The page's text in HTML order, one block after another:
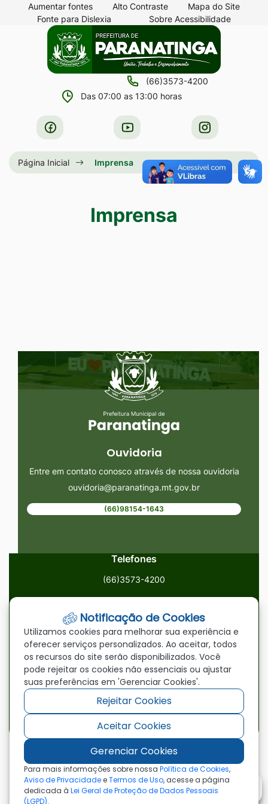
Seção
atalhos
acessibilidade
para
conteúdo
para
menu
[alt+2]
[alt+4]
Aumentar fontes Alto Contraste
Mapa do Site
Fonte para Dislexia
Sobre Acessibilidade
Seção
menu
principal
principal
(66)3573-4200
Das 07:00 as 13:00 horas
Acessar
a
Rede
Acessar
a
Rede
Social
Acessar
a
Rede
Social
Página Inicial Imprensa
Imprensa
Seção do Rodapé e Ouvidoria/
Ouvidoria
Entre em contato conosco através de nossa ouvidoria
ouvidoria@paranatinga.mt.gov.br
(66)98154-1643
Telefones
(66)3573-4200
ouvidoria@paranatinga.mt.gov.br
Localização
Av. Brasil, 1900, Centro, Paranatinga/MT, 78870-000
Redes Sociais
Acessar
a
Rede
Social
Facebook
Acessar
a
Rede
Social
Youtube
Acessar
a
Rede
Social
©2026 - Prefeitura Municipal de Paranatinga - MT
- Todos os direitos reservados
Notificação de Cookies
Utilizamos cookies para melhorar sua experiência e
oferecer serviços personalizados. Ao aceitar, todos
os recursos do site serão disponibilizados. Você
pode rejeitar os cookies não essenciais ou ajustar
suas preferências em 'Gerenciar Cookies'.
Rejeitar Cookies
Aceitar Cookies
Gerenciar Cookies
Para mais informações sobre nossa Política de Cookies,
Aviso de PrivacidadeeTermos de Uso, acesse a página
dedicada à Lei Geral de Proteção de Dados Pessoais
(LGPD).